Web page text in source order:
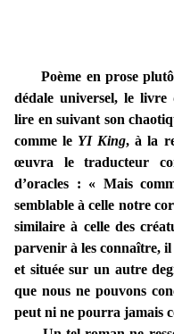
Poème en prose
dédale universel, le
lire en suivant son
comme le YI King, à la
œuvra le traducteur
d’oracles : « Mais
semblable à celle notre
similaire à celle des
parvenir à les connaître,
et située sur un autre
que nous ne pouvons
peut ni ne pourra jamais